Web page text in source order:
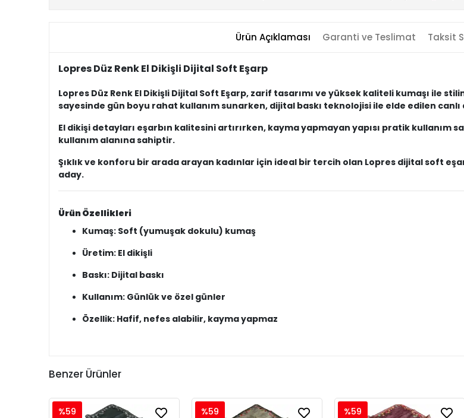
Ürün Açıklaması Garanti ve Teslimat Taksit
Lopres Düz Renk El Dikişli Dijital Soft Eşarp
Lopres Düz Renk El Dikişli Dijital Soft Eşarp, zarif tasarımı ve yüksek kaliteli kumaşı ile
sayesinde gün boyu rahat kullanım sunarken, dijital baskı teknolojisi ile elde edilen
El dikişi detayları eşarbın kalitesini artırırken, kayma yapmayan yapısı pratik
kullanım alanına sahiptir.
Şıklık ve konforu bir arada arayan kadınlar için ideal bir tercih olan Lopres dijital soft
aday.
Ürün Özellikleri
Kumaş: Soft (yumuşak dokulu) kumaş
Üretim: El dikişli
Baskı: Dijital baskı
Kullanım: Günlük ve özel günler
Özellik: Hafif, nefes alabilir, kayma yapmaz
Benzer Ürünler
%59 %59 %59